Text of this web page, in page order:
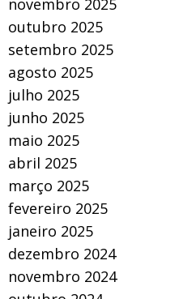
outubro 2025
setembro 2025
agosto 2025
julho 2025
junho 2025
maio 2025
abril 2025
março 2025
fevereiro 2025
janeiro 2025
dezembro 2024
novembro 2024